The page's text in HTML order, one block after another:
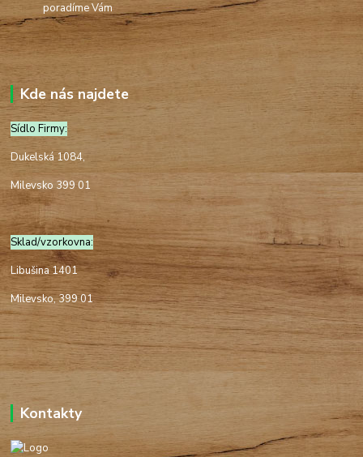
poradíme Vám
Kde nás najdete
Sídlo Firmy:
Dukelská 1084,
Milevsko 399 01
Sklad/vzorkovna:
Libušina 1401
Milevsko, 399 01
Kontakty